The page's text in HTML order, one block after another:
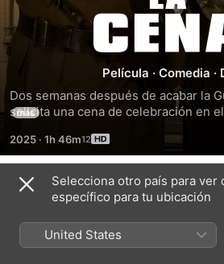
cena
Película · Comedia ·
Dos semanas después de acabar la
solicita una cena de celebración en
prisioneros republicanos expertos en
preparar un banquete impecable en
parece ir sobre ruedas, pero en la
que un menú. La fuga está servida.
más
2025 · 1h 46m
Tráileres
Selecciona otro país para ver
específico para tu ubicación
United States